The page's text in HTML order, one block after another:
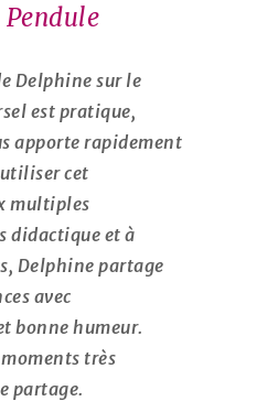
Delphine sur le
est pratique,
apporte rapidement
cet
multiples
didactique et à
Delphine partage
avec
bonne humeur.
très
partage.